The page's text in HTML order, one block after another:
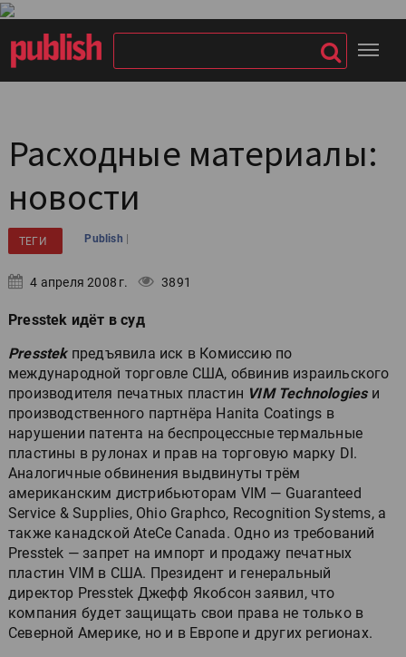
Расходные материалы:
новости
ТЕГИ Publish |
4 апреля 2008 г. 3891
Presstek идёт в суд
Presstekпредъявила иск в Комиссию по
международной торговле США, обвинив израильского
производителя печатных пластин VIM Technologiesи
производственного партнёра Hanita Coatings в
нарушении патента на беспроцессные термальные
пластины в рулонах и прав на торговую марку DI.
Аналогичные обвинения выдвинуты трём
американским дистрибьюторам VIM — Guaranteed
Service & Supplies, Ohio Graphco, Recognition Systems, а
также канадской AteCe Canada. Одно из требований
Presstek — запрет на импорт и продажу печатных
пластин VIM в США. Президент и генеральный
директор Presstek Джефф Якобсон заявил, что
компания будет защищать свои права не только в
Северной Америке, но и в Европе и других регионах.